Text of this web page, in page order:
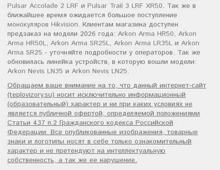
Pulsar Accolade 2 LRF и Pulsar Trail 3 LRF XR50. Так же в
ближайшее время ожидается большое поступление
монокуляров Hikvision. Клиентам магазина доступен
предзаказ на модели 2026 года: Arkon Arma HR50, Arkon
Arma HR50L, Arkon Arma SR25L, Arkon Arma LR35L и Arkon
Arma SR25 - уточняйте подробности у операторов. Так же
обновилась линейка устройств, в которую вошли модели:
Arkon Nevis LN35 и Arkon Nevis LN25.
Обращаем ваше внимание на то, что данный интернет-сайт
(teplovizory.su) носит исключительно информационный
(образовательный) характер и ни при каких условиях не
является публичной офертой, определяемой положениями
Статьи 437 п.2 Гражданского кодекса Российской
Федерации. Все опубликованные изображения, товарные
знаки и логотипы носят в себе только ознакомительный
характер и не претендуют на интеллектуальную
собственность, а так же ее нарушение.